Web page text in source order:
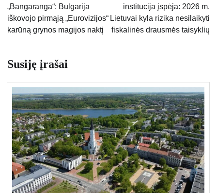
įrašų
„Bangaranga“: Bulgarija
iškovojo pirmąją „Eurovizijos“
karūną grynos magijos naktį
institucija įspėja: 2026 m.
Lietuvai kyla rizika nesilaikyti
fiskalinės drausmės taisyklių
Susiję įrašai